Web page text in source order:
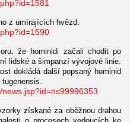
z umírajících hvězd.
že hominidi začali chodit po
lidské a šimpanzí vývojové linie.
dokládá další popsaný hominid
získané za oběžnou drahou
o procesech vedoucích ke